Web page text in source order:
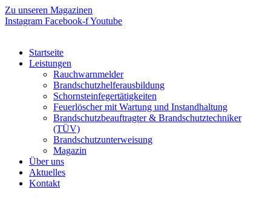
Zum
Inhalt
Zu unseren Magazinen
Instagram Facebook-fYoutube
Startseite
Leistungen
Rauchwarnmelder
Brandschutzhelferausbildung
Schornsteinfegertätigkeiten
Feuerlöscher mit Wartung und Instandhaltung
Brandschutzbeauftragter & Brandschutztechniker
(TÜV)
Brandschutzunterweisung
Magazin
Über uns
Aktuelles
Kontakt